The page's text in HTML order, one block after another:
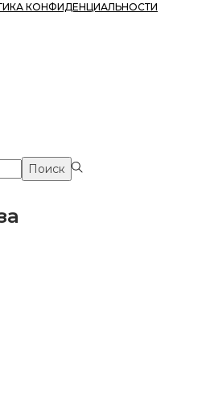
КОНФИДЕНЦИАЛЬНОСТИ
Поиск